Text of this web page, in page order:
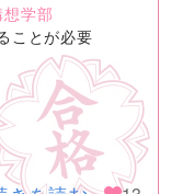
学部
ことが必要